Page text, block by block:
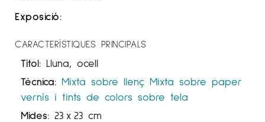
Exposició:
CARACTERÍSTIQUES PRINCIPALS
Títol: Lluna, ocell
Tècnica: Mixta sobre llenç Mixta sobre paper
vernís i tints de colors sobre tela
Mides: 23 x 23 cm